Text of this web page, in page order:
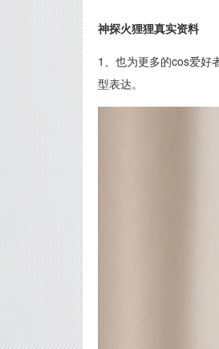
神探火狸狸真实资料
1、也为更多的cos爱好
型表达。